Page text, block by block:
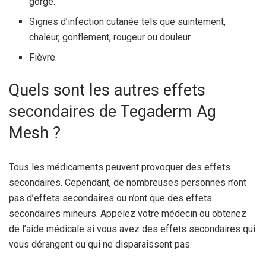
Signes d’infection cutanée tels que suintement,
chaleur, gonflement, rougeur ou douleur.
Fièvre.
Quels sont les autres effets
secondaires de Tegaderm Ag
Mesh ?
Tous les médicaments peuvent provoquer des effets
secondaires. Cependant, de nombreuses personnes n’ont
pas d’effets secondaires ou n’ont que des effets
secondaires mineurs. Appelez votre médecin ou obtenez
de l’aide médicale si vous avez des effets secondaires qui
vous dérangent ou qui ne disparaissent pas.